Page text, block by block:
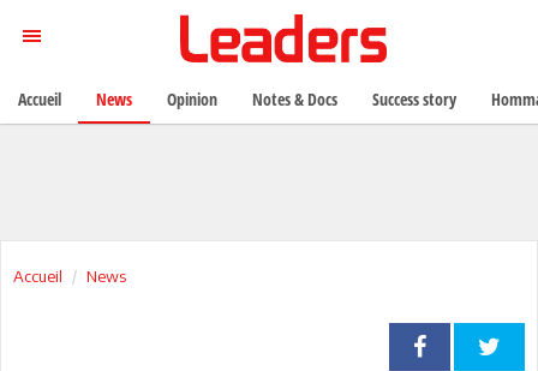
Accueil News
Accueil News Opinion Notes & Docs Success story